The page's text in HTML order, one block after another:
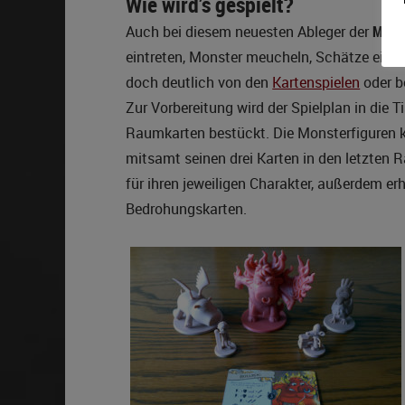
Auch bei diesem neuesten Ableger der
eintreten, Monster meucheln, Schätze
doch deutlich von den Kartenspielen oder
Zur Vorbereitung wird der Spielplan in die
Raumkarten bestückt. Die Monsterfiguren
mitsamt seinen drei Karten in den letzten
für ihren jeweiligen Charakter, außerdem
Bedrohungskarten.